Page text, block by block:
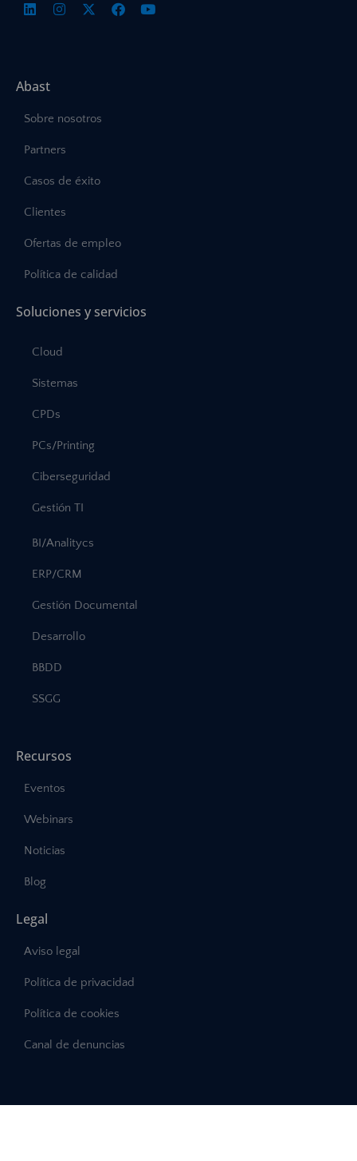
Abast
Sobre nosotros
Partners
Casos de éxito
Clientes
Ofertas de empleo
Política de calidad
Soluciones y servicios
Cloud
Sistemas
CPDs
PCs/Printing
Ciberseguridad
Gestión TI
BI/Analitycs
ERP/CRM
Gestión Documental
Desarrollo
BBDD
SSGG
Recursos
Eventos
Webinars
Noticias
Blog
Legal
Aviso legal
Política de privacidad
Política de cookies
Canal de denuncias